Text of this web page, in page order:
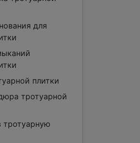
для
плитки
тротуарной